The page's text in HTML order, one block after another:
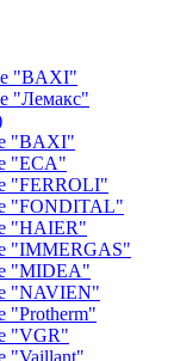
"BAXI"
"Лемакс"
"BAXI"
"ECA"
"FERROLI"
"FONDITAL"
"HAIER"
"IMMERGAS"
"MIDEA"
"NAVIEN"
"Protherm"
"VGR"
"Vaillant"